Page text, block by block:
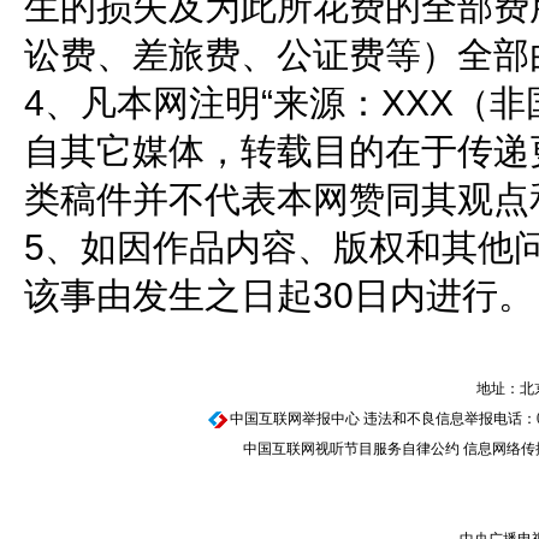
讼费、差旅费、公证费等）全
4、凡本网注明“来源：XXX（
自其它媒体，转载目的在于传
类稿件并不代表本网赞同其观
5、如因作品内容、版权和其他
该事由发生之日起30日内进行。
地址：北
中国互联网举报中心违法和不良信息举报电话：
中国互联网视听节目服务自律公约 信息网络